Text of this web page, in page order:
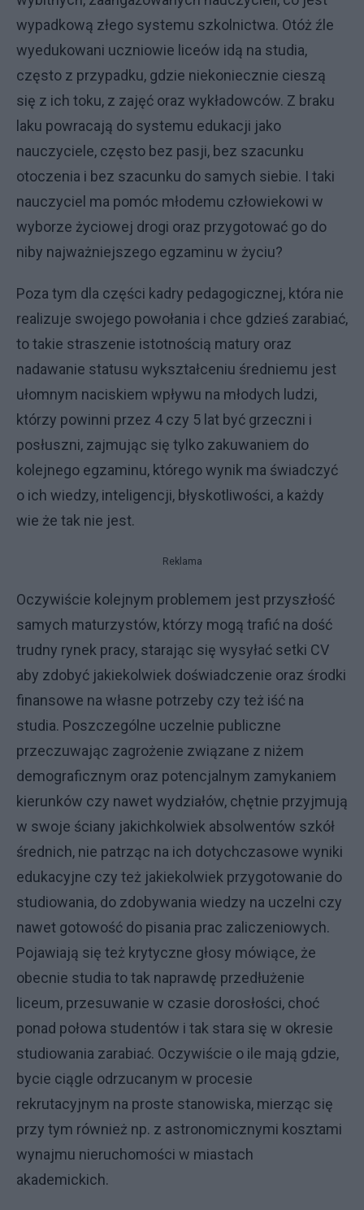
wypadkową złego systemu szkolnictwa. Otóż źle
wyedukowani uczniowie liceów idą na studia,
często z przypadku, gdzie niekoniecznie cieszą
się z ich toku, z zajęć oraz wykładowców. Z braku
laku powracają do systemu edukacji jako
nauczyciele, często bez pasji, bez szacunku
otoczenia i bez szacunku do samych siebie. I taki
nauczyciel ma pomóc młodemu człowiekowi w
wyborze życiowej drogi oraz przygotować go do
niby najważniejszego egzaminu w życiu?
Poza tym dla części kadry pedagogicznej, która nie
realizuje swojego powołania i chce gdzieś zarabiać,
to takie straszenie istotnością matury oraz
nadawanie statusu wykształceniu średniemu jest
ułomnym naciskiem wpływu na młodych ludzi,
którzy powinni przez 4 czy 5 lat być grzeczni i
posłuszni, zajmując się tylko zakuwaniem do
kolejnego egzaminu, którego wynik ma świadczyć
o ich wiedzy, inteligencji, błyskotliwości, a każdy
wie że tak nie jest.
Reklama
Oczywiście kolejnym problemem jest przyszłość
samych maturzystów, którzy mogą trafić na dość
trudny rynek pracy, starając się wysyłać setki CV
aby zdobyć jakiekolwiek doświadczenie oraz środki
finansowe na własne potrzeby czy też iść na
studia. Poszczególne uczelnie publiczne
przeczuwając zagrożenie związane z niżem
demograficznym oraz potencjalnym zamykaniem
kierunków czy nawet wydziałów, chętnie przyjmują
w swoje ściany jakichkolwiek absolwentów szkół
średnich, nie patrząc na ich dotychczasowe wyniki
edukacyjne czy też jakiekolwiek przygotowanie do
studiowania, do zdobywania wiedzy na uczelni czy
nawet gotowość do pisania prac zaliczeniowych.
Pojawiają się też krytyczne głosy mówiące, że
obecnie studia to tak naprawdę przedłużenie
liceum, przesuwanie w czasie dorosłości, choć
ponad połowa studentów i tak stara się w okresie
studiowania zarabiać. Oczywiście o ile mają gdzie,
bycie ciągle odrzucanym w procesie
rekrutacyjnym na proste stanowiska, mierząc się
przy tym również np. z astronomicznymi kosztami
wynajmu nieruchomości w miastach
akademickich.